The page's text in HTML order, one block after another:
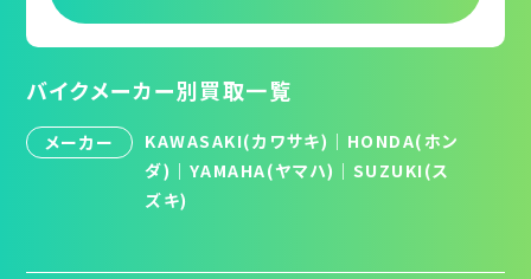
バイクメーカー別買取一覧
メーカー KAWASAKI(カワサキ) ｜ HONDA(ホン
ダ) ｜ YAMAHA(ヤマハ) ｜ SUZUKI(ス
ズキ)